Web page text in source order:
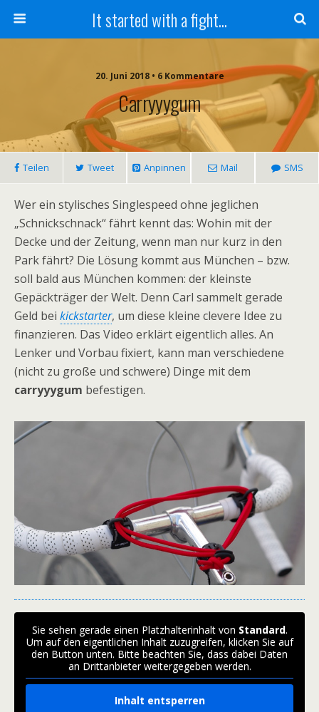
It started with a fight...
20. Juni 2018 • 6 Kommentare
Carryyygum
Teilen Tweet Anpinnen Mail SMS
Wer ein stylisches Singlespeed ohne jeglichen
„Schnickschnack“ fährt kennt das: Wohin mit der
Decke und der Zeitung, wenn man nur kurz in den
Park fährt? Die Lösung kommt aus München – bzw.
soll bald aus München kommen: der kleinste
Gepäckträger der Welt. Denn Carl sammelt gerade
Geld bei kickstarter, um diese kleine clevere Idee zu
finanzieren. Das Video erklärt eigentlich alles. An
Lenker und Vorbau fixiert, kann man verschiedene
(nicht zu große und schwere) Dinge mit dem
carryyygum befestigen.
Sie sehen gerade einen Platzhalterinhalt von Standard.
Um auf den eigentlichen Inhalt zuzugreifen, klicken Sie auf
den Button unten. Bitte beachten Sie, dass dabei Daten
an Drittanbieter weitergegeben werden.
Inhalt entsperren